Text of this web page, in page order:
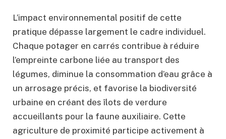
L’impact environnemental positif de cette
pratique dépasse largement le cadre individuel.
Chaque potager en carrés contribue à réduire
l’empreinte carbone liée au transport des
légumes, diminue la consommation d’eau grâce à
un arrosage précis, et favorise la biodiversité
urbaine en créant des îlots de verdure
accueillants pour la faune auxiliaire. Cette
agriculture de proximité participe activement à